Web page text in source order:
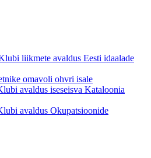
liikmete avaldus Eesti idaalade
omavoli ohvri isale
avaldus iseseisva Kataloonia
avaldus Okupatsioonide